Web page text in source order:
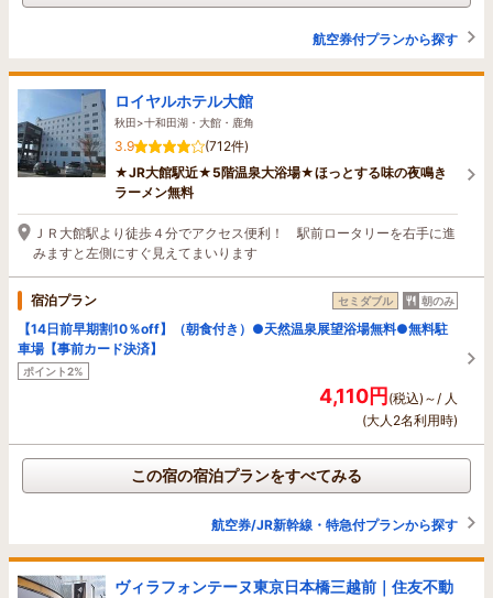
航空券付プランから探す
ロイヤルホテル大館
秋田>十和田湖・大館・鹿角
3.9
(712件)
★JR大館駅近★5階温泉大浴場★ほっとする味の夜鳴き
ラーメン無料
ＪＲ大館駅より徒歩４分でアクセス便利！ 駅前ロータリーを右手に進
みますと左側にすぐ見えてまいります
宿泊プラン セミダブル 朝のみ
【14日前早期割10％off】（朝食付き）●天然温泉展望浴場無料●無料駐
車場【事前カード決済】
ポイント2%
4,110円(税込)～/ 人
(大人2名利用時)
この宿の宿泊プランをすべてみる
航空券/JR新幹線・特急付プランから探す
ヴィラフォンテーヌ東京日本橋三越前｜住友不動